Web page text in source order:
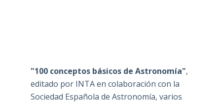
"100 conceptos básicos de Astronomía",
editado por INTA en colaboración con la
Sociedad Española de Astronomía, varios